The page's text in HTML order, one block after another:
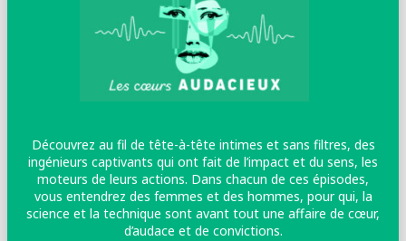
Découvrez au fil de tête-à-tête intimes et sans filtres, des
ingénieurs captivants qui ont fait de l’impact et du sens, les
moteurs de leurs actions. Dans chacun de ces épisodes,
vous entendrez des femmes et des hommes, pour qui, la
science et la technique sont avant tout une affaire de cœur,
d’audace et de convictions.